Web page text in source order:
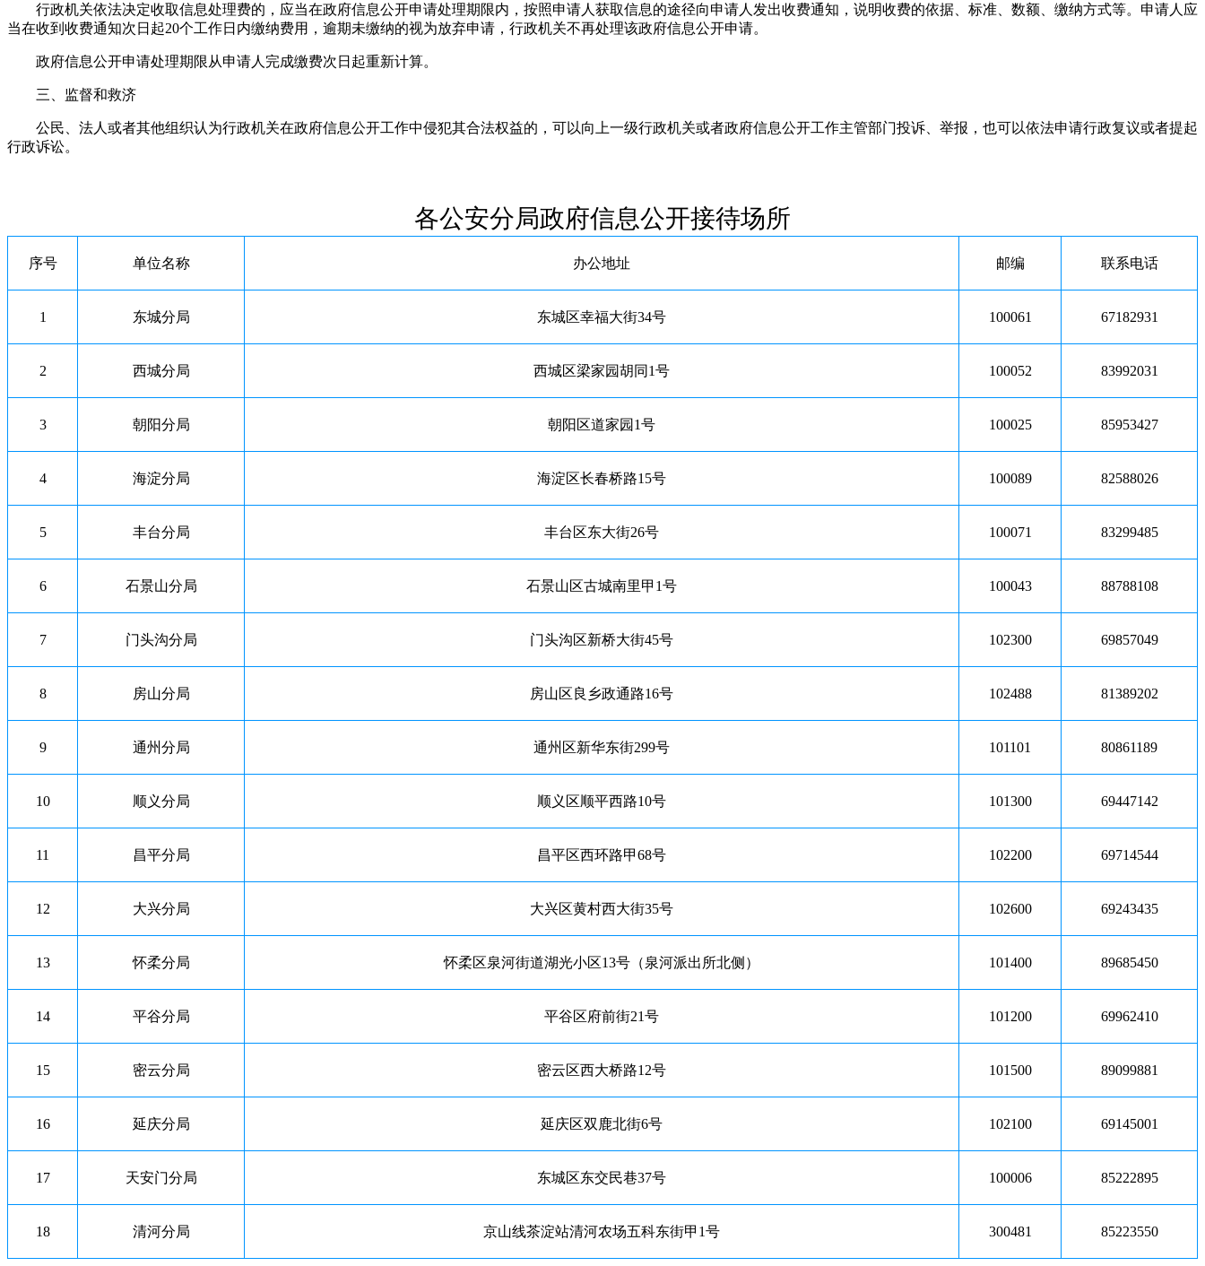
行政机关依法决定收取信息处理费的，应当在政府信息公开申请处理期限内，按照申请人获取信息的途径向申请人发出收费通知，说明收费的依据、标准、数额、缴纳方式等。申请人应
当在收到收费通知次日起20个工作日内缴纳费用，逾期未缴纳的视为放弃申请，行政机关不再处理该政府信息公开申请。
政府信息公开申请处理期限从申请人完成缴费次日起重新计算。
三、监督和救济
公民、法人或者其他组织认为行政机关在政府信息公开工作中侵犯其合法权益的，可以向上一级行政机关或者政府信息公开工作主管部门投诉、举报，也可以依法申请行政复议或者提起
行政诉讼。
各公安分局政府信息公开接待场所
序号 单位名称 办公地址 邮编 联系电话
1 东城分局 东城区幸福大街34号 100061 67182931
2 西城分局 西城区梁家园胡同1号 100052 83992031
3 朝阳分局 朝阳区道家园1号 100025 85953427
4 海淀分局 海淀区长春桥路15号 100089 82588026
5 丰台分局 丰台区东大街26号 100071 83299485
6 石景山分局 石景山区古城南里甲1号 100043 88788108
7 门头沟分局 门头沟区新桥大街45号 102300 69857049
8 房山分局 房山区良乡政通路16号 102488 81389202
9 通州分局 通州区新华东街299号 101101 80861189
10 顺义分局 顺义区顺平西路10号 101300 69447142
11 昌平分局 昌平区西环路甲68号 102200 69714544
12 大兴分局 大兴区黄村西大街35号 102600 69243435
13 怀柔分局 怀柔区泉河街道湖光小区13号（泉河派出所北侧） 101400 89685450
14 平谷分局 平谷区府前街21号 101200 69962410
15 密云分局 密云区西大桥路12号 101500 89099881
16 延庆分局 延庆区双鹿北街6号 102100 69145001
17 天安门分局 东城区东交民巷37号 100006 85222895
18 清河分局 京山线茶淀站清河农场五科东街甲1号 300481 85223550